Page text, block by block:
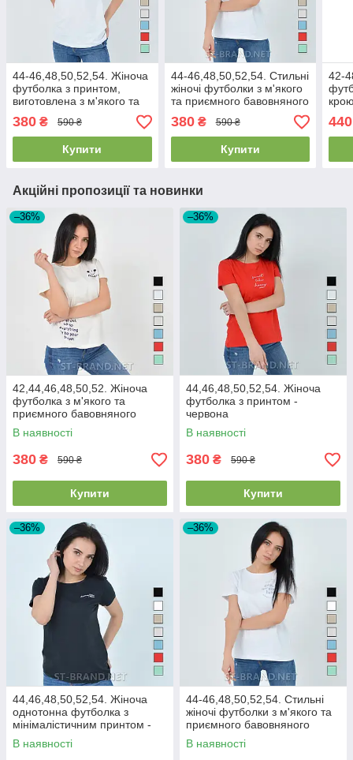
44-46,48,50,52,54. Жіноча
футболка з принтом,
виготовлена з м'якого та
приємного бавовняного
матеріалу - біла
380 ₴ 590 ₴
Купити
44-46,48,50,52,54. Стильні
жіночі футболки з м'якого
та приємного бавовняного
матеріалу - білого кольору
380₴ 590 ₴
Купити
42-
біла
440
Акційні пропозиції та новинки
–36%
42,44,46,48,50,52. Жіноча
футболка з м'якого та
приємного бавовняного
матеріалу - молочного
кольору
В наявності
380 ₴ 590 ₴
Купити
–36%
44,46,48,50,52,54. Жіноча
футболка з принтом -
червона
В наявності
380 ₴ 590 ₴
Купити
–36%
44,46,48,50,52,54. Жіноча
однотонна футболка з
мінімалістичним принтом -
чорна
В наявності
–36%
44-46,48,50,52,54. Стильні
жіночі футболки з м'якого та
приємного бавовняного
матеріалу - білого кольору
В наявності